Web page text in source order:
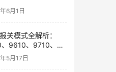
影响
6月1日
关模式全解析：
9610、9710、
1039、1210 的区
5月17日